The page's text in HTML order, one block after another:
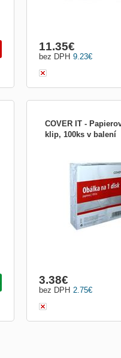
9.23€
bez DPH
11.35€
COVER IT -
klip, 100ks v balení
Opatřeno EAN kódem a
čtyřech jazycích. bez
jedné straně s
2.75€
bez DPH
3.38€